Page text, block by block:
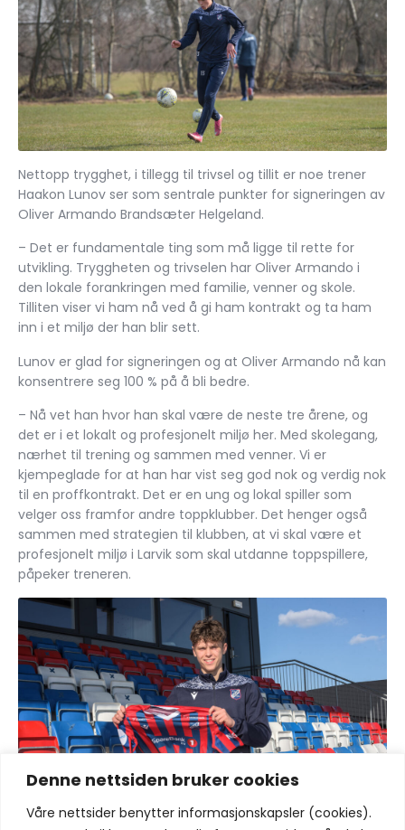
Denne nettsiden bruker cookies
Våre nettsider benytter informasjonskapsler (cookies).
Nettopp trygghet, i tillegg til trivsel og tillit er noe trener
Haakon Lunov ser som sentrale punkter for signeringen av
Oliver Armando Brandsæter Helgeland.
– Det er fundamentale ting som må ligge til rette for
utvikling. Tryggheten og trivselen har Oliver Armando i
den lokale forankringen med familie, venner og skole.
Tilliten viser vi ham nå ved å gi ham kontrakt og ta ham
inn i et miljø der han blir sett.
Lunov er glad for signeringen og at Oliver Armando nå kan
konsentrere seg 100 % på å bli bedre.
– Nå vet han hvor han skal være de neste tre årene, og
det er i et lokalt og profesjonelt miljø her. Med skolegang,
nærhet til trening og sammen med venner. Vi er
kjempeglade for at han har vist seg god nok og verdig nok
til en proffkontrakt. Det er en ung og lokal spiller som
velger oss framfor andre toppklubber. Det henger også
sammen med strategien til klubben, at vi skal være et
profesjonelt miljø i Larvik som skal utdanne toppspillere,
påpeker treneren.
Del: